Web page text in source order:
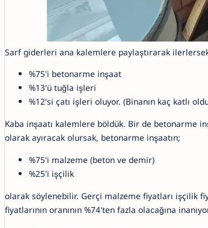
Sarf giderleri ana kalemlere paylaştırarak
%75'i betonarme inşaat
%13'ü tuğla işleri
%12'si çatı işleri oluyor. (Binanın kaç katlı
Kaba inşaatı kalemlere böldük. Bir de betonarme
olarak ayıracak olursak, betonarme inşaatın;
%75'i malzeme (beton ve demir)
%25'i işçilik
olarak söylenebilir. Gerçi malzeme fiyatları işçilik
fiyatlarının oranının %74'ten fazla olacağına